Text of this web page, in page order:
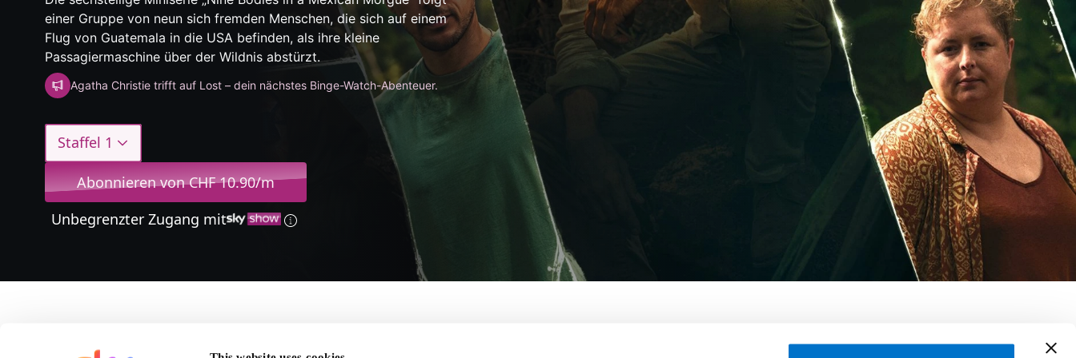
einer Gruppe von neun sich fremden Menschen, die sich auf einem
Flug von Guatemala in die USA befinden, als ihre kleine
Passagiermaschine über der Wildnis abstürzt.
Agatha Christie trifft auf Lost – dein nächstes Binge-Watch-Abenteuer.
Staffel 1
Abonnieren von CHF 10.90/m
Unbegrenzter Zugang mit